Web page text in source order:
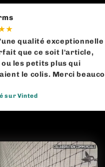
qualité exceptionnelle !
que ce soit l'article,
les petits plus qui
le colis. Merci beaucoup
Vinted